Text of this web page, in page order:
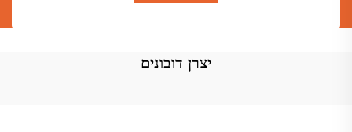
יצרן דובונים